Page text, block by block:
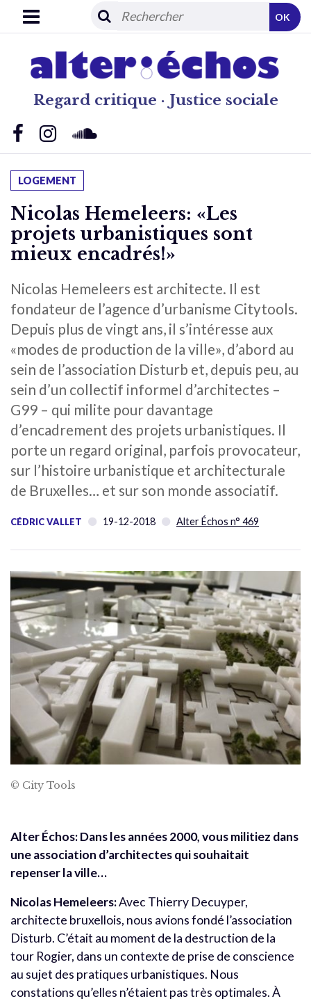
Regard critique · Justice sociale
OK
LOGEMENT
Nicolas Hemeleers: «Les
projets urbanistiques sont
mieux encadrés!»
Nicolas Hemeleers est architecte. Il est
fondateur de l’agence d’urbanisme Citytools.
Depuis plus de vingt ans, il s’intéresse aux
«modes de production de la ville», d’abord au
sein de l’association Disturb et, depuis peu, au
sein d’un collectif informel d’architectes –
G99 – qui milite pour davantage
d’encadrement des projets urbanistiques. Il
porte un regard original, parfois provocateur,
sur l’histoire urbanistique et architecturale
de Bruxelles… et sur son monde associatif.
CÉDRIC VALLET 19-12-2018 Alter Échos n° 469
© City Tools
Alter Échos:Dans les années 2000, vous militiez dans
une association d’architectes qui souhaitait
repenser la ville…
Nicolas Hemeleers:Avec Thierry Decuyper,
architecte bruxellois, nous avions fondé l’association
Disturb. C’était au moment de la destruction de la
tour Rogier, dans un contexte de prise de conscience
au sujet des pratiques urbanistiques. Nous
constations qu’elles n’étaient pas très optimales. À